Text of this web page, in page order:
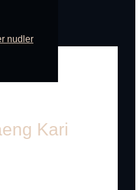
nudler
Kari